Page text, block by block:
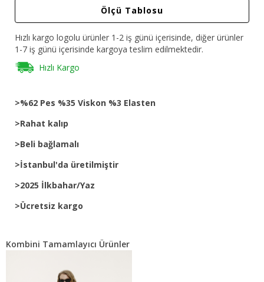
Ölçü Tablosu
Hızlı kargo logolu ürünler 1-2 iş günü içerisinde, diğer ürünler
1-7 iş günü içerisinde kargoya teslim edilmektedir.
Hızlı Kargo
>%62 Pes %35 Viskon %3 Elasten
>Rahat kalıp
>Beli bağlamalı
>İstanbul'da üretilmiştir
>2025 İlkbahar/Yaz
>Ücretsiz kargo
Kombini Tamamlayıcı Ürünler